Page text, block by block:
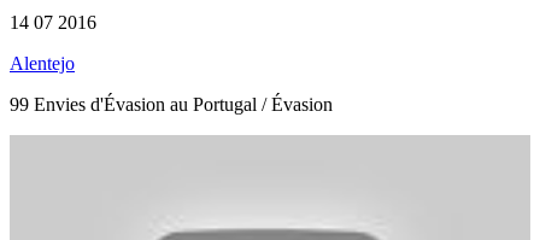
14 07 2016
Alentejo
99 Envies d'Évasion au Portugal / Évasion